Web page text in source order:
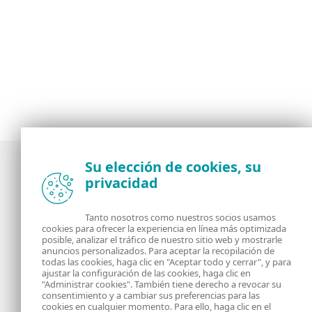
Noticias, opiniones y análisis de la comunidad de
seguridad de ESET
Acerca de RSS Feed
Contáctanos Dirección
Su elección de cookies, su
privacidad
Tanto nosotros como nuestros socios usamos
cookies para ofrecer la experiencia en línea más optimizada
posible, analizar el tráfico de nuestro sitio web y mostrarle
anuncios personalizados. Para aceptar la recopilación de
todas las cookies, haga clic en "Aceptar todo y cerrar", y para
ajustar la configuración de las cookies, haga clic en
"Administrar cookies". También tiene derecho a revocar su
consentimiento y a cambiar sus preferencias para las
cookies en cualquier momento. Para ello, haga clic en el